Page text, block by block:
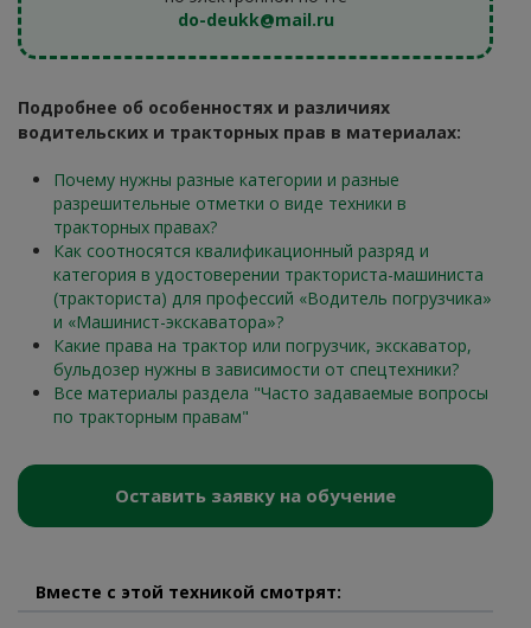
do-deukk@mail.ru
Подробнее об особенностях и различиях
водительских и тракторных прав в материалах:
Почему нужны разные категории и разные
разрешительные отметки о виде техники в
тракторных правах?
Как соотносятся квалификационный разряд и
категория в удостоверении тракториста-машиниста
(тракториста) для профессий «Водитель погрузчика»
и «Машинист-экскаватора»?
Какие права на трактор или погрузчик, экскаватор,
бульдозер нужны в зависимости от спецтехники?
Все материалы раздела "Часто задаваемые вопросы
по тракторным правам"
Оставить заявку на обучение
Вместе с этой техникой смотрят: